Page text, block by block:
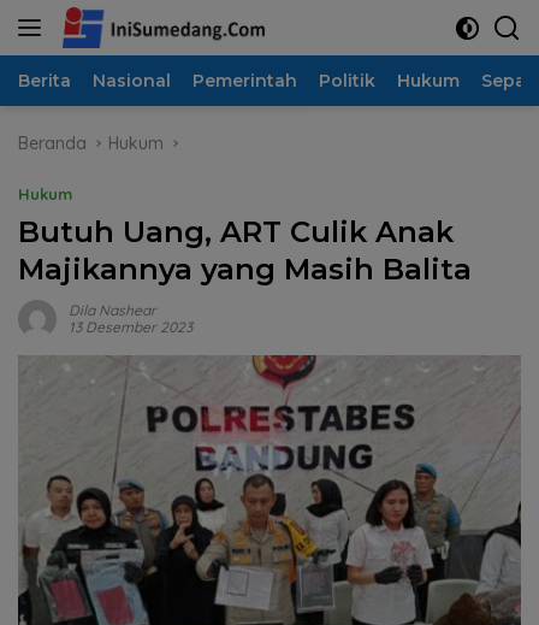
Langsung
Berita Nasional Pemerintah Politik Hukum
Beranda Hukum
Hukum
Butuh Uang, ART Culik Anak
Majikannya yang Masih Balita
Dila Nashear
13 Desember 2023